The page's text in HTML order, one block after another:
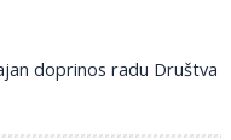
doprinos radu Društva